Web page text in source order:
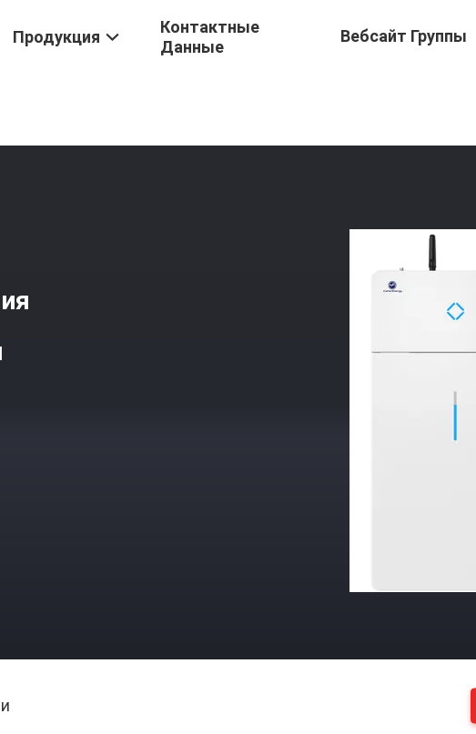
Продукция
Контактные
Данные
Вебсайт Группы